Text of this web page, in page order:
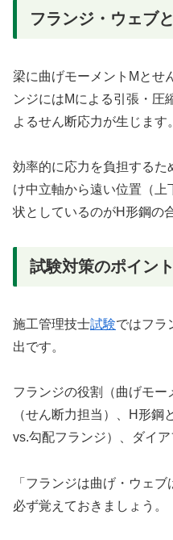
フランジ・ウェブ
梁に曲げモーメントMとせ
ンジにはMによる引張・圧
よるせん断応力が生じます。
効率的に応力を負担する
け中立軸から遠い位置（
状としているのがH形鋼の
試験対策のポイント
施工管理技士試験ではフラ
出です。
フランジの役割（曲げモー
（せん断力担当）、H形鋼
vs.勾配フランジ）、ダイ
「フランジは曲げ・ウェ
必ず覚えておきましょう。